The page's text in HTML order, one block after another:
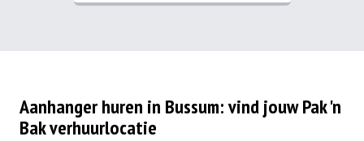
Aanhanger huren in Bussum: vind jouw Pak 'n
Bak verhuurlocatie